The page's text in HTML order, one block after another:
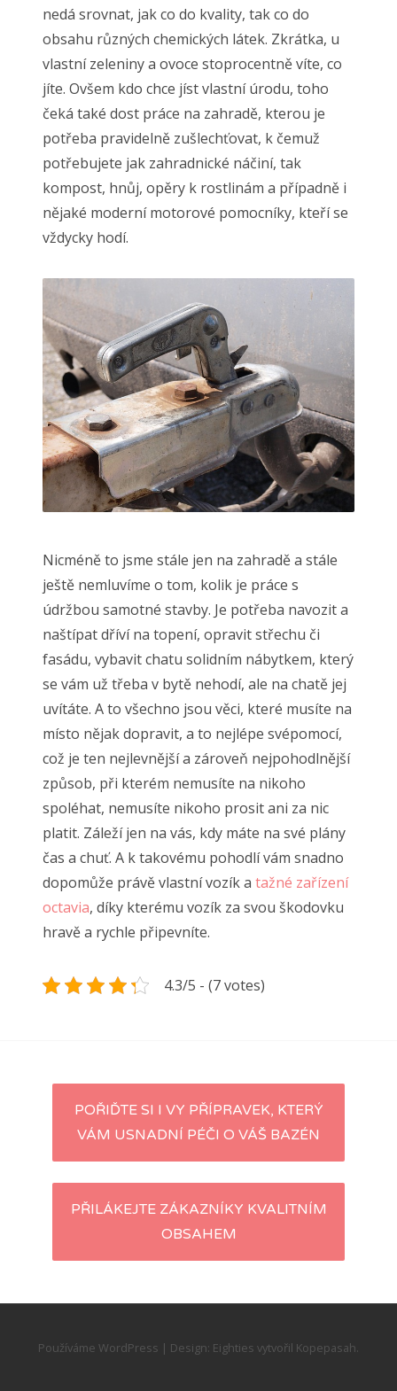
nedá srovnat, jak co do kvality, tak co do
obsahu různých chemických látek. Zkrátka, u
vlastní zeleniny a ovoce stoprocentně víte, co
jíte. Ovšem kdo chce jíst vlastní úrodu, toho
čeká také dost práce na zahradě, kterou je
potřeba pravidelně zušlechťovat, k čemuž
potřebujete jak zahradnické náčiní, tak
kompost, hnůj, opěry k rostlinám a případně i
nějaké moderní motorové pomocníky, kteří se
vždycky hodí.
Nicméně to jsme stále jen na zahradě a stále
ještě nemluvíme o tom, kolik je práce s
údržbou samotné stavby. Je potřeba navozit a
naštípat dříví na topení, opravit střechu či
fasádu, vybavit chatu solidním nábytkem, který
se vám už třeba v bytě nehodí, ale na chatě jej
uvítáte. A to všechno jsou věci, které musíte na
místo nějak dopravit, a to nejlépe svépomocí,
což je ten nejlevnější a zároveň nejpohodlnější
způsob, při kterém nemusíte na nikoho
spoléhat, nemusíte nikoho prosit ani za nic
platit. Záleží jen na vás, kdy máte na své plány
čas a chuť. A k takovému pohodlí vám snadno
dopomůže právě vlastní vozík a tažné zařízení
octavia, díky kterému vozík za svou škodovku
hravě a rychle připevníte.
4.3/5 - (7 votes)
Navigace
příspěvky
POŘIĎTE SI I VY PŘÍPRAVEK, KTERÝ
VÁM USNADNÍ PÉČI O VÁŠ BAZÉN
PŘILÁKEJTE ZÁKAZNÍKY KVALITNÍM
OBSAHEM
Používáme WordPress | Design: Eighties vytvořil Kopepasah.